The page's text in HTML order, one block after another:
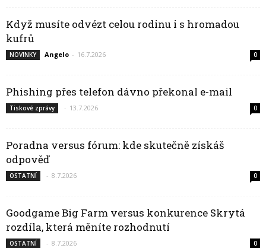
Když musíte odvézt celou rodinu i s hromadou
kufrů
NOVINKY Angelo - 16.7.2026 0
Phishing přes telefon dávno překonal e-mail
Tiskové zprávy - 13.7.2026 0
Poradna versus fórum: kde skutečně získáš
odpověď
OSTATNÍ - 8.7.2026 0
Goodgame Big Farm versus konkurence Skrytá
rozdíla, která měníte rozhodnutí
OSTATNÍ - 8.7.2026 0